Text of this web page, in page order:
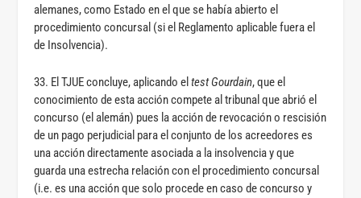
alemanes, como Estado en el que se había abierto el
procedimiento concursal (si el Reglamento aplicable fuera el
de Insolvencia).
33. El TJUE concluye, aplicando eltestGourdain, que el
conocimiento de esta acción compete al tribunal que abrió el
concurso (el alemán) pues la acción de revocación o rescisión
de un pago perjudicial para el conjunto de los acreedores es
una acción directamente asociada a la insolvencia y que
guarda una estrecha relación con el procedimiento concursal
(i.e. es una acción que solo procede en caso de concurso y